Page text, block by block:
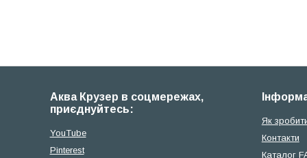
Аква Крузер в соцмережах,
приєднуйтесь:
YouTube
Pinterest
Як
Контакти
Каталог